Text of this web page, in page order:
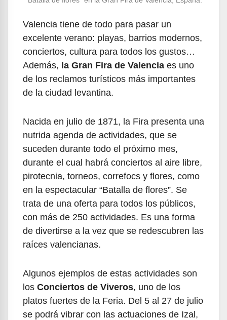
Valencia tiene de todo para pasar un
excelente verano: playas, barrios modernos,
conciertos, cultura para todos los gustos…
Además, la Gran Fira de Valencia es uno
de los reclamos turísticos más importantes
de la ciudad levantina.
Nacida en julio de 1871, la Fira presenta una
nutrida agenda de actividades, que se
suceden durante todo el próximo mes,
durante el cual habrá conciertos al aire libre,
pirotecnia, torneos, correfocs y flores, como
en la espectacular “Batalla de flores”. Se
trata de una oferta para todos los públicos,
con más de 250 actividades. Es una forma
de divertirse a la vez que se redescubren las
raíces valencianas.
Algunos ejemplos de estas actividades son
los Conciertos de Viveros, uno de los
platos fuertes de la Feria. Del 5 al 27 de julio
se podrá vibrar con las actuaciones de Izal,